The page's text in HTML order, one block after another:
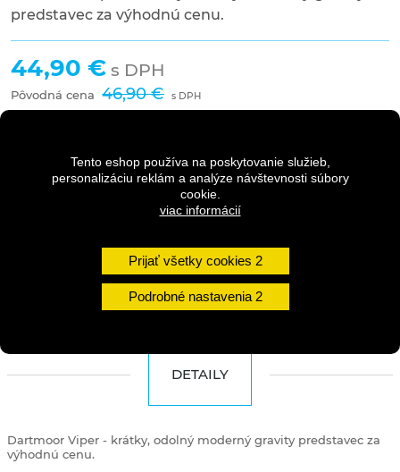
Tento eshop používa na poskytovanie služieb,
personalizáciu reklám a analýze návštevnosti súbory
cookie.
viac informácií
Prijať všetky cookies
Podrobné nastavenia
predstavec za výhodnú cenu.
44,90 € s DPH
Pôvodná cena 46,90 € s DPH
Dostupnosť: 2-5 dní
DO KOŠÍKA
DETAILY
Dartmoor Viper - krátky, odolný moderný gravity predstavec za
výhodnú cenu.